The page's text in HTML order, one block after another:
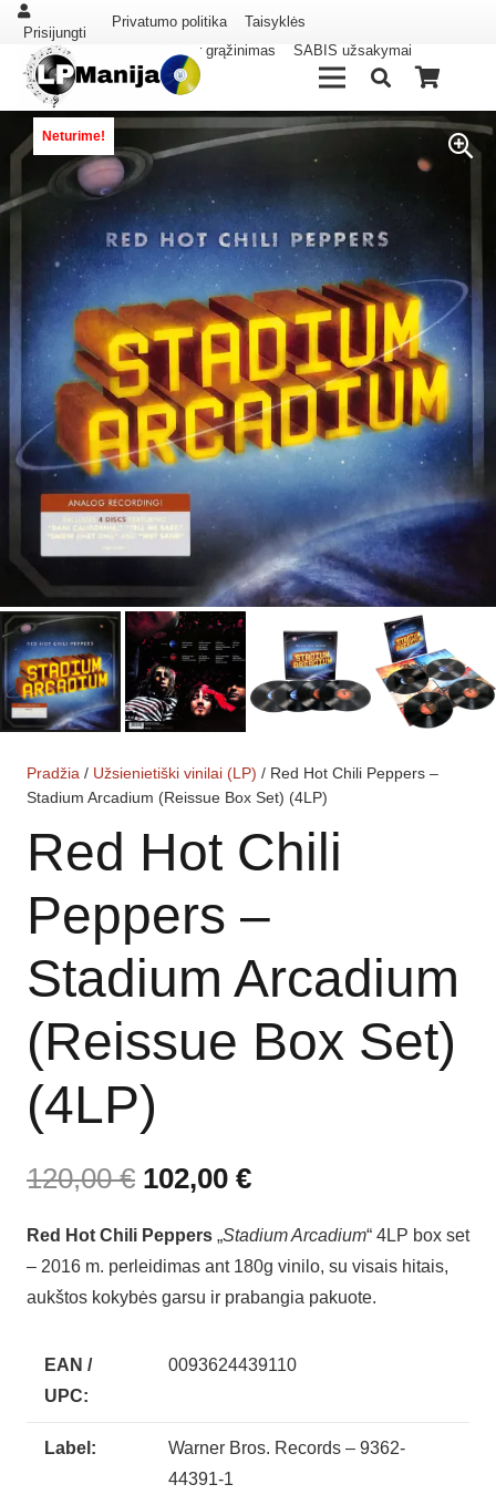
Prisijungti
Privatumo politika
Taisyklės
Pristatymas ir grąžinimas
SABIS užsakymai
Neturime!
Pradžia / Užsienietiški vinilai (LP) / Red Hot Chili Peppers –
Stadium Arcadium (Reissue Box Set) (4LP)
Red Hot Chili
Peppers –
Stadium Arcadium
(Reissue Box Set)
(4LP)
120,00€ 102,00 €
Red Hot Chili Peppers „Stadium Arcadium“ 4LP box set
– 2016 m. perleidimas ant 180g vinilo, su visais hitais,
aukštos kokybės garsu ir prabangia pakuote.
EAN /
UPC:
0093624439110
Label:
Warner Bros. Records – 9362-
44391-1